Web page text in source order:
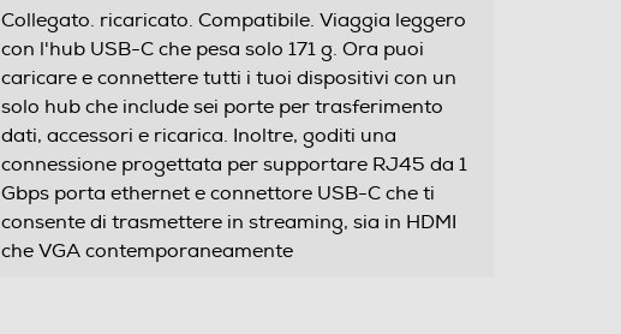
Collegato. ricaricato. Compatibile. Viaggia leggero
con l'hub USB-C che pesa solo 171 g. Ora puoi
caricare e connettere tutti i tuoi dispositivi con un
solo hub che include sei porte per trasferimento
dati, accessori e ricarica. Inoltre, goditi una
connessione progettata per supportare RJ45 da 1
Gbps porta ethernet e connettore USB-C che ti
consente di trasmettere in streaming, sia in HDMI
che VGA contemporaneamente